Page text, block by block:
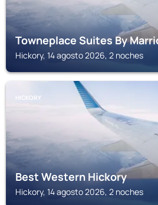
Towneplace Suites By
Hickory, 14 agosto 2026, 2 noches
HICKORY
Best Western Hickory
Hickory, 14 agosto 2026, 2 noches